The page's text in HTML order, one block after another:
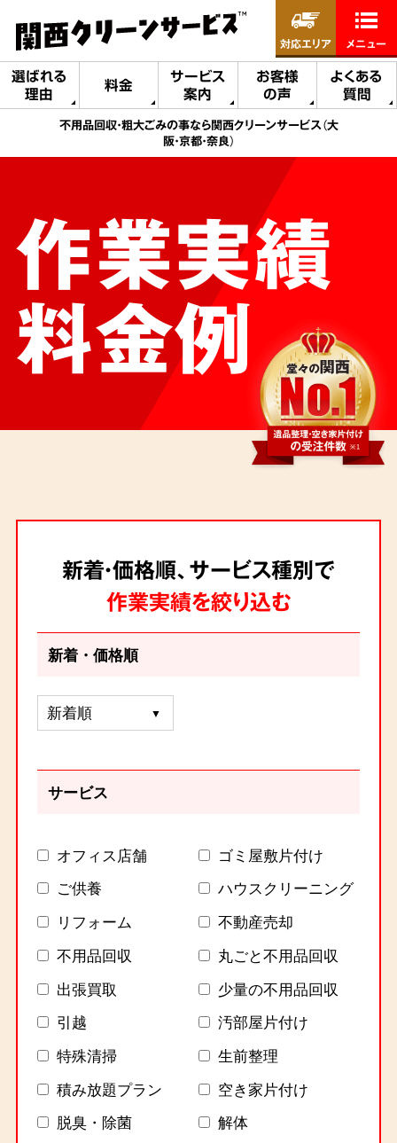
選ばれる
理由
料金
サービス
案内
お客様
の声
よくある
質問
対応エリア メニュー
不用品回収・粗大ごみの事なら関西クリーンサービス（大
阪・京都・奈良）
作業実績
料金例
新着・価格順、サービス種別で
作業実績を絞り込む
新着・価格順
サービス
オフィス店舗
ゴミ屋敷片付け
ご供養
ハウスクリーニング
リフォーム
不動産売却
不用品回収
丸ごと不用品回収
出張買取
少量の不用品回収
引越
汚部屋片付け
特殊清掃
生前整理
積み放題プラン
空き家片付け
脱臭・除菌
解体